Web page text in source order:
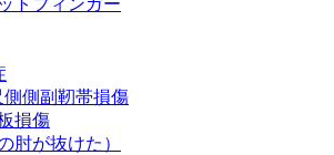
側副靭帯損傷
損傷
肘が抜けた）